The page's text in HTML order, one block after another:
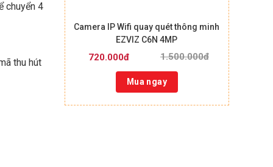
Camera IP Wifi quay quét thông minh
EZVIZ C6N 4MP
1.500.000đ
720.000đ
Mua ngay
chuyển 4
thu hút